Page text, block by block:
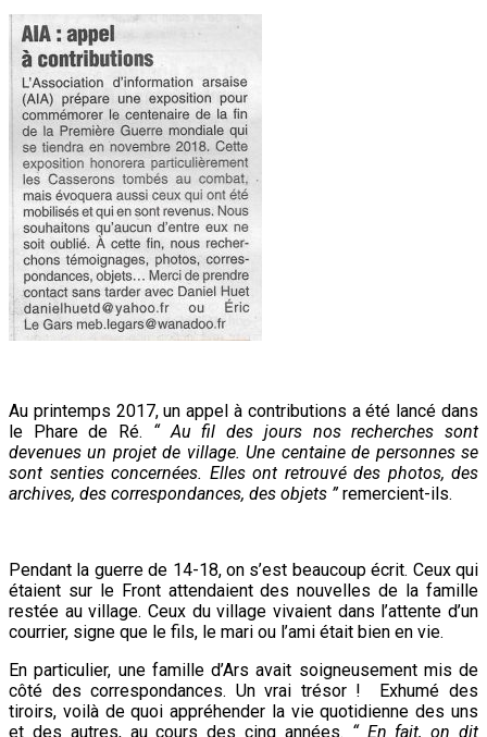
Au printemps 2017, un appel à contributions a été lancé dans
le Phare de Ré. “ Au fil des jours nos recherches sont
devenues un projet de village. Une centaine de personnes se
sont senties concernées. Elles ont retrouvé des photos, des
archives, des correspondances, des objets ”remercient-ils.
Pendant la guerre de 14-18, on s’est beaucoup écrit. Ceux qui
étaient sur le Front attendaient des nouvelles de la famille
restée au village. Ceux du village vivaient dans l’attente d’un
courrier, signe que le fils, le mari ou l’ami était bien en vie.
En particulier, une famille d’Ars avait soigneusement mis de
côté des correspondances. Un vrai trésor ! Exhumé des
tiroirs, voilà de quoi appréhender la vie quotidienne des uns
et des autres, au cours des cinq années. “ En fait, on dit